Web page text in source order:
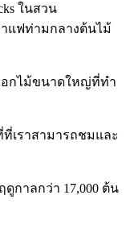
ในสวน
แฟท่ามกลางต้นไม้
อกไม้ขนาดใหญ่ที่ทำ
เราสามารถชมและ
กาลกว่า 17,000 ต้น